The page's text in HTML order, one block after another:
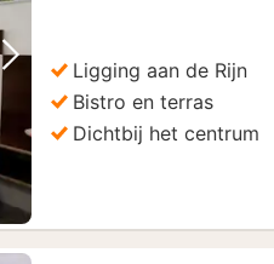
Volgende foto
Ligging aan de Rijn
Bistro en terras
Dichtbij het centrum